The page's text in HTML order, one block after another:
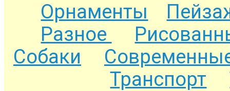
Орнаменты
Разное
Собаки
Транспорт